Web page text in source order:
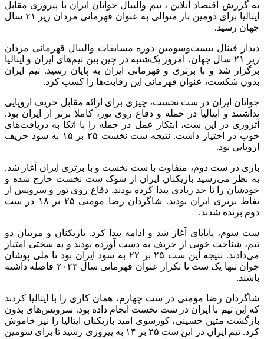
به گزرش اقتصاد آنلاین ، تیم والیبال جوانان ایران با پیروزی مقابل
ایتالیا برای دومین بار متوالی به عنوان قهرمانی مردان زیر ۲۱ سال
جهان رسید.
دیدار فینال بیست‌وسومین دوره مسابقات والیبال قهرمانی مردان
زیر ۲۱ سال جهان، امروز یک‌شنبه در چین بین تیم‌های ایران و ایتالیا
برگزار شد و با برتری و قهرمانی ایران به پایان رسید. تیم ایران
بدون شکست، عنوان قهرمانی این رقابت‌ها را کسب کرد.
جوانان ایران در ست نخست، چیزی برای ارائه مقابل حریف اروپایی
نداشتند و ایتالیا در حمله و دفاع روی تور، کاملا برتر از ایران بود.
آتزوری در این ست، ابتکار عمل در حمله را با اتکا به دریافت‌های
خوب در اختیار داشت. نتیجه ست نخست ۲۵ بر ۱۵ به سود حریف
اروپایی بود.
بازی در ست دوم، متفاوت با ست نخست و با برتری ایران آغاز شد.
به نظر می‌رسید بازیکنان ایران از شوک ست نخست خارج شده و
خودشان را تا حد زیادی پیدا کرده بودند. دفاع روی تور و سرویس از
نفاط برتری ایران بودند. شاگردان رضا مومنی ۲۵ بر ۱۸ در ست
دوم برنده شدند.
ست سوم، پایاپای آغاز شد و ادامه پیدا کرد. بازیکنان و مربیان دو
تیم، شناخت خوبی از حریف به دست آورده بودند و به سختی امتیاز
می‌دادند. نتیجه این ست ۲۵ بر ۲۲ به سود ایران بود تا ملی پوشان
جوان تنها یک ست تا تکرار عنوان قهرمانی سال ۲۰۲۳ فاصله داشته
باشند.
شاگردان رضا مومنی در ست چهارم، همان کاری را با ایتالیا کردند
که این تیم با ایران در ست نخست انجام داده بود. سرویس‌های بدون
بازگشت متین حسینی، کورسوی امید بازیکنان ایتالیا را نیز خاموش
کرد. تیم ایران در این ست ۲۵ بر ۱۴ به پیروزی رسید تا برای سومین